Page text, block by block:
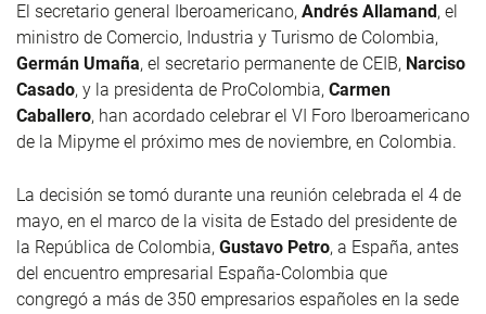
El secretario general Iberoamericano, Andrés Allamand , el
ministro de Comercio, Industria y Turismo de Colombia,
Germán Umaña, el secretario permanente de CEIB, Narciso
Casado, y la presidenta de ProColombia, Carmen
Caballero, han acordado celebrar el VI Foro Iberoamericano
de la Mipyme el próximo mes de noviembre, en Colombia.
La decisión se tomó durante una reunión celebrada el 4 de
mayo, en el marco de la visita de Estado del presidente de
la República de Colombia, Gustavo Petro, a España, antes
del encuentro empresarial España-Colombia que
congregó a más de 350 empresarios españoles en la sede